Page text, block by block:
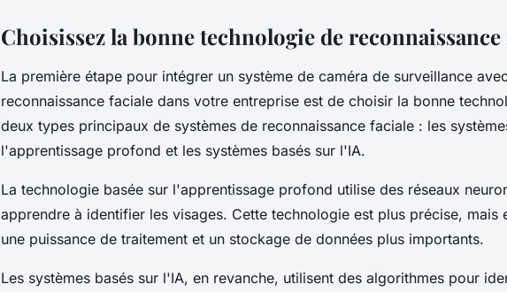
Choisissez la bonne technologie de reconnaissance
La première étape pour intégrer un système de caméra de surveillance
reconnaissance faciale dans votre entreprise est de choisir la bonne
deux types principaux de systèmes de reconnaissance faciale : les
l'apprentissage profond et les systèmes basés sur l'IA.
La technologie basée sur l'apprentissage profond utilise des réseaux
apprendre à identifier les visages. Cette technologie est plus précise, mais
une puissance de traitement et un stockage de données plus importants.
Les systèmes basés sur l'IA, en revanche, utilisent des algorithmes pour